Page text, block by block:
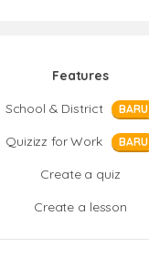
Features
School & District
BARU
Quizizz for Work BARU
Create a quiz
Create a lesson